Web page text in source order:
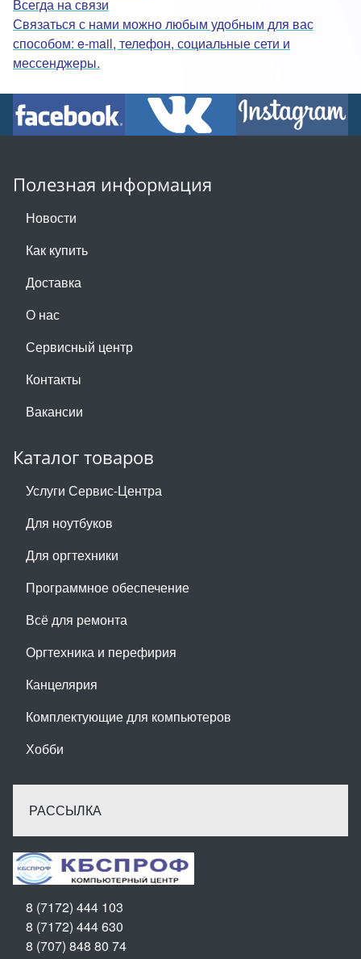
Всегда на связи
Связаться с нами можно любым удобным для вас
способом: e-mail, телефон, социальные сети и
мессенджеры.
Полезная информация
Новости
Как купить
Доставка
О нас
Сервисный центр
Контакты
Вакансии
Каталог товаров
Услуги Сервис-Центра
Для ноутбуков
Для оргтехники
Программное обеспечение
Всё для ремонта
Оргтехника и перефирия
Канцелярия
Комплектующие для компьютеров
Хобби
РАССЫЛКА
8 (7172) 444 103
8 (7172) 444 630
8 (707) 848 80 74